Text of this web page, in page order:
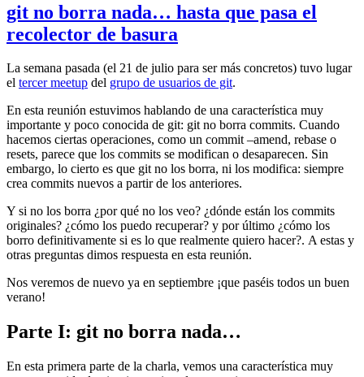
git no borra nada… hasta que pasa el
recolector de basura
La semana pasada (el 21 de julio para ser más concretos) tuvo lugar
el tercer meetup del grupo de usuarios de git.
En esta reunión estuvimos hablando de una característica muy
importante y poco conocida de git: git no borra commits. Cuando
hacemos ciertas operaciones, como un commit –amend, rebase o
resets, parece que los commits se modifican o desaparecen. Sin
embargo, lo cierto es que git no los borra, ni los modifica: siempre
crea commits nuevos a partir de los anteriores.
Y si no los borra ¿por qué no los veo? ¿dónde están los commits
originales? ¿cómo los puedo recuperar? y por último ¿cómo los
borro definitivamente si es lo que realmente quiero hacer?. A estas y
otras preguntas dimos respuesta en esta reunión.
Nos veremos de nuevo ya en septiembre ¡que paséis todos un buen
verano!
Parte I: git no borra nada…
En esta primera parte de la charla, vemos una característica muy